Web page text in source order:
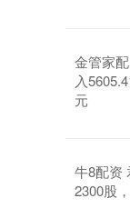
金管家
入
元
牛8配资
2300股